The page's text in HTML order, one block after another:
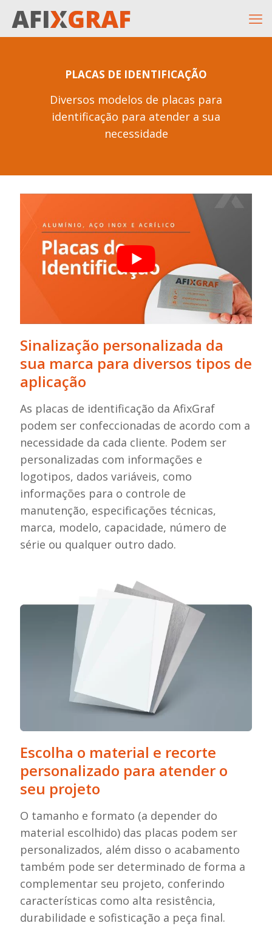
PLACAS DE IDENTIFICAÇÃO
Diversos modelos de placas para
identificação para atender a sua
necessidade
Sinalização personalizada da
sua marca para diversos tipos de
aplicação
As placas de identificação da AfixGraf
podem ser confeccionadas de acordo com a
necessidade da cada cliente. Podem ser
personalizadas com informações e
logotipos, dados variáveis, como
informações para o controle de
manutenção, especificações técnicas,
marca, modelo, capacidade, número de
série ou qualquer outro dado.
Escolha o material e recorte
personalizado para atender o
seu projeto
O tamanho e formato (a depender do
material escolhido) das placas podem ser
personalizados, além disso o acabamento
também pode ser determinado de forma a
complementar seu projeto, conferindo
características como alta resistência,
durabilidade e sofisticação a peça final.